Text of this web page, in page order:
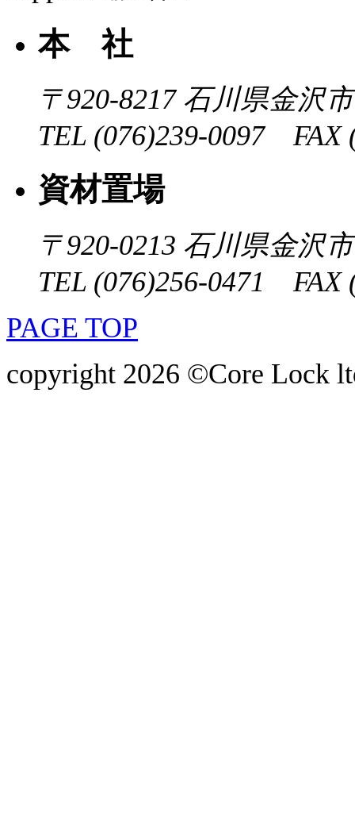
本 社
〒920-8217 石川県金沢
TEL (076)239-0097 FAX
資材置場
〒920-0213 石川県金沢
TEL (076)256-0471 FAX
PAGE TOP
copyright 2026 ©Core Lock